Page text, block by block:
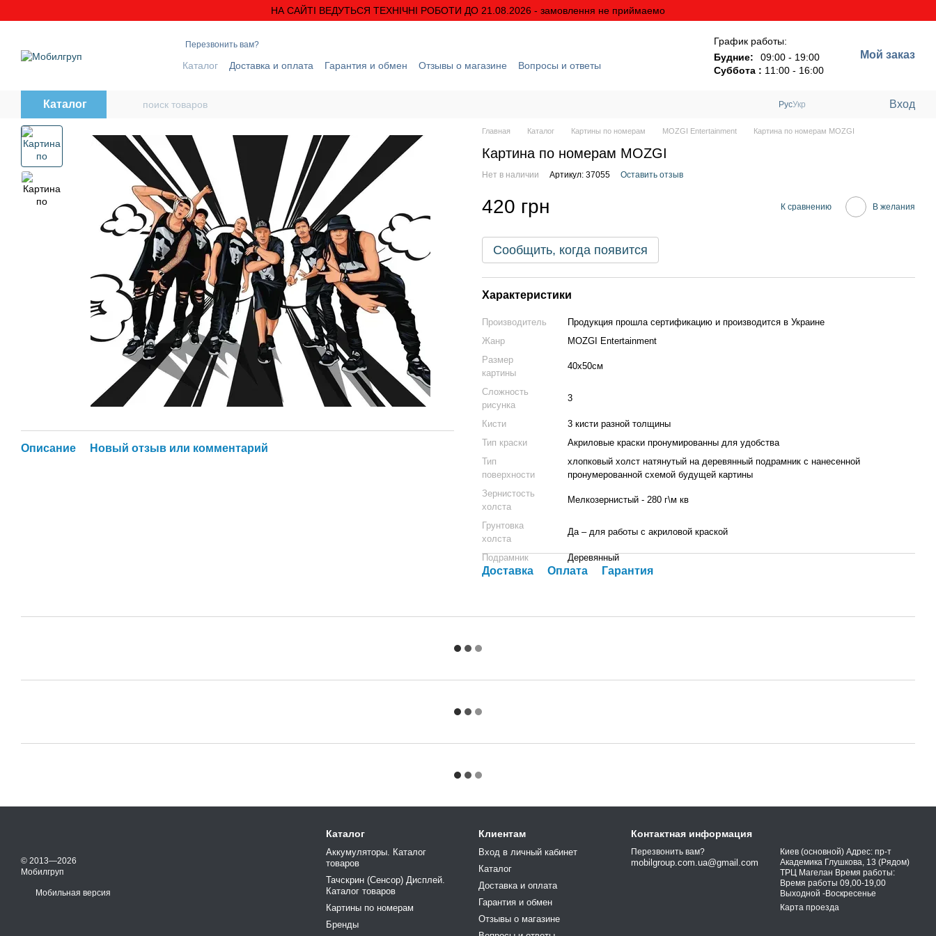
НА САЙТІ ВЕДУТЬСЯ ТЕХНІЧНІ РОБОТИ ДО 21.08.2026 - замовлення не приймаемо
Перезвонить вам?
Каталог Доставка и оплата Гарантия и обмен Отзывы о магазине
Вопросы и ответы
График работы:
Будние:
09:00 - 19:00
Суббота : 11:00 - 16:00
Мой заказ
Каталог РусУкр Вход
Описание Новый отзыв или комментарий
Главная Каталог Картины по номерам MOZGI Entertainment Картина по номерам MOZGI
Картина по номерам MOZGI
Нет в наличии Артикул: 37055 Оставить отзыв
420 грн К сравнению В желания
Сообщить, когда появится
Характеристики
Производитель
Продукция прошла сертификацию и производится в Украине
Жанр
MOZGI Entertainment
Размер
картины
40x50см
Сложность
рисунка
3
Кисти
3 кисти разной толщины
Тип краски
Акриловые краски пронумированны для удобства
Тип
поверхности
хлопковый холст натянутый на деревянный подрамник с нанесенной
пронумерованной схемой будущей картины
Зернистость
холста
Мелкозернистый - 280 г\м кв
Грунтовка
холста
Да – для работы с акриловой краской
Подрамник Деревянный
Доставка Оплата Гарантия
© 2013—2026
Мобилгруп
Мобильная версия
Каталог
Аккумуляторы. Каталог
товаров
Тачскрин (Сенсор) Дисплей.
Каталог товаров
Картины по номерам
Бренды
Клиентам
Вход в личный кабинет
Каталог
Доставка и оплата
Гарантия и обмен
Отзывы о магазине
Контактная информация
Перезвонить вам?
mobilgroup.com.ua@gmail.com
Киев (основной) Адрес: пр-т
Академика Глушкова, 13 (Рядом)
ТРЦ Магелан Время работы:
Время работы 09,00-19,00
Выходной -Воскресенье
Карта проезда